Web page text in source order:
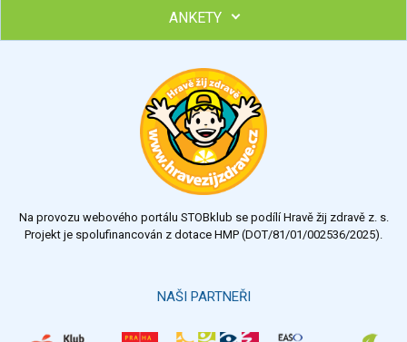
Hubněte s podporou lektorky a skupiny v kurzech STOBu
Chcete poradit s hubnutím? Najděte si odborníka STOBu ve
ANKETY
Výsledky Všechny ankety
Na provozu webového portálu STOBklub se podílí Hravě žij zdravě z. s.
Projekt je spolufinancován z dotace HMP (DOT/81/01/002536/2025).
NAŠI PARTNEŘI